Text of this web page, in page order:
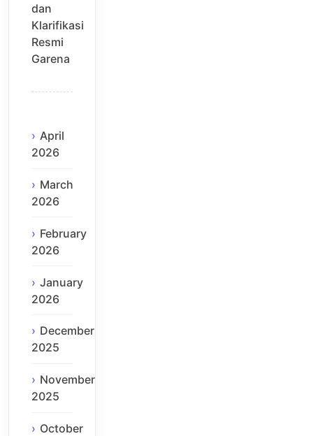
dan
Klarifikasi
Resmi
Garena
April
2026
March
2026
February
2026
January
2026
December
2025
November
2025
October